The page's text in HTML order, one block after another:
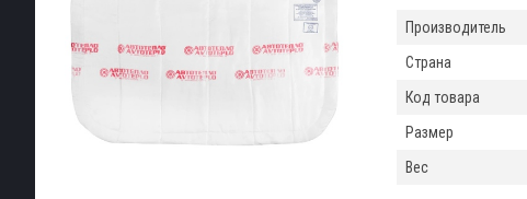
Производитель
Страна
Код товара
Размер
Вес